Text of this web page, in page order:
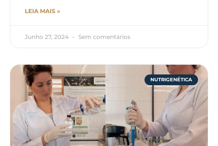
LEIA MAIS »
Junho 27, 2024 Sem comentários
NUTRIGENÉTICA